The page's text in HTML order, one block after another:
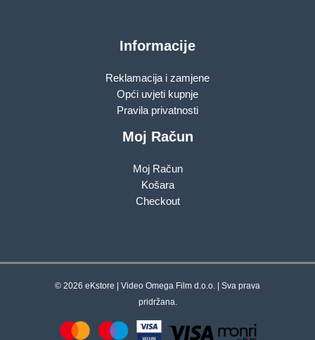
Informacije
Reklamacija i zamjene
Opći uvjeti kupnje
Pravila privatnosti
Moj Račun
Moj Račun
Košara
Checkout
© 2026 eKstore | Video Omega Film d.o.o. | Sva prava
pridržana.